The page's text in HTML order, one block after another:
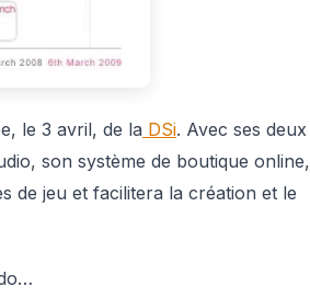
le 3 avril, de la DSi. Avec ses deux
son système de boutique online,
de jeu et facilitera la création et le